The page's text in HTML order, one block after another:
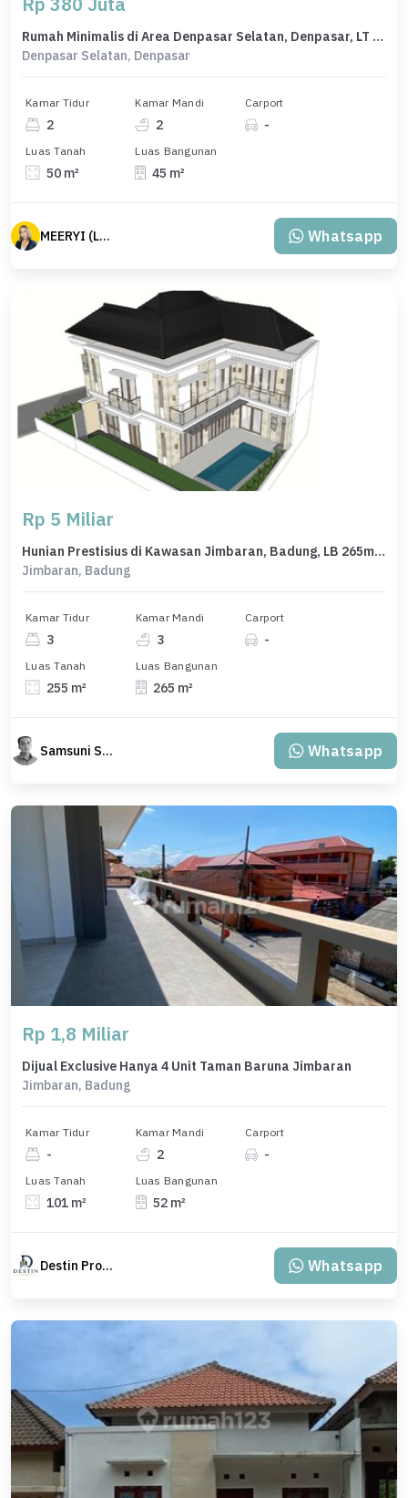
Rumah Minimalis di Area Denpasar Selatan, Denpasar, LT 50m², Harga 380 Juta
Denpasar Selatan, Denpasar
Kamar Tidur
2
Kamar Mandi
2
Carport
-
Luas Tanah
50 m²
Luas Bangunan
45 m²
MEERYI (LSS) Whatsapp
Rp 5 Miliar
Hunian Prestisius di Kawasan Jimbaran, Badung, LB 265m², Harga 5 Miliar
Jimbaran, Badung
Kamar Tidur
3
Kamar Mandi
3
Carport
-
Luas Tanah
255 m²
Luas Bangunan
265 m²
Samsuni Samsuni Whatsapp
Rp 1,8 Miliar
Dijual Exclusive Hanya 4 Unit Taman Baruna Jimbaran
Jimbaran, Badung
Kamar Tidur
-
Kamar Mandi
2
Carport
-
Luas Tanah
101 m²
Luas Bangunan
52 m²
Destin Property Whatsapp